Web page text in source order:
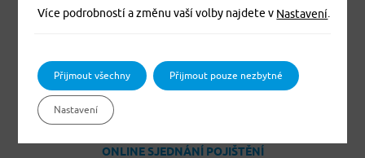
Pojištění domácnosti
Pojištění podnikatelů
Pojištění vozidel Jízda
ONLINE SJEDNÁNÍ POJIŠTĚNÍ
Více podrobností a změnu vaší volby najdete v Nastavení
Přijmout všechny Přijmout pouze nezbytné
Nastavení